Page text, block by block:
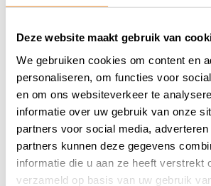
Deze website maakt gebruik van
We gebruiken cookies om content en
personaliseren, om functies voor
en om ons websiteverkeer te
informatie over uw gebruik van onze
partners voor social media,
partners kunnen deze gegevens
informatie die u aan ze heeft verstrekt
verzameld op basis van uw gebruik
109,20
1